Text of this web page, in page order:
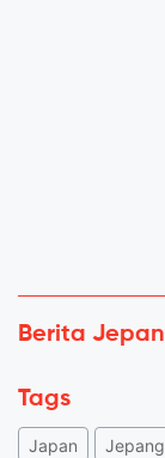
Berita
Tags
Japan Jepang